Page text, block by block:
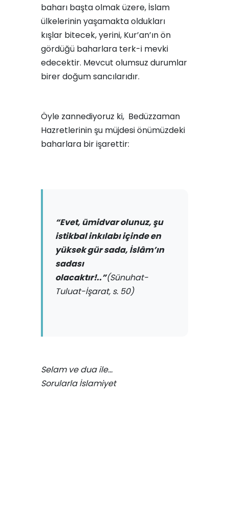
baharı başta olmak üzere, İslam
ülkelerinin yaşamakta oldukları
kışlar bitecek, yerini, Kur’an’ın ön
gördüğü baharlara terk-i mevki
edecektir. Mevcut olumsuz durumlar
birer doğum sancılarıdır.
Öyle zannediyoruz ki, Bedüzzaman
Hazretlerinin şu müjdesi önümüzdeki
baharlara bir işarettir:
“Evet, ümidvar olunuz, şu
istikbal inkılabı içinde en
yüksek gür sada, İslâm’ın
sadası
olacaktır!..”(Sünuhat-
Tuluat-İşarat, s. 50)
Selam ve dua ile…
Sorularla İslamiyet